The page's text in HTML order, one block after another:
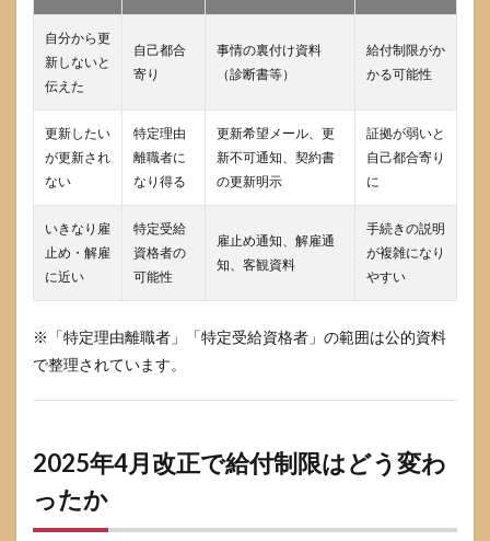
かっ
た
8.3
ケー
ス3 退
職手
当側
険適
用除
外）
の可
る
9
年度
の更
ない
自分から更
新しないと
伝えた
自己都合
寄り
事情の裏付け資料
（診断書等）
給付制限がか
かる可能性
更新したい
が更新され
ない
特定理由
離職者に
なり得る
更新希望メール、更
新不可通知、契約書
の更新明示
証拠が弱いと
自己都合寄り
に
いきなり雇
止め・解雇
に近い
特定受給
資格者の
可能性
雇止め通知、解雇通
知、客観資料
手続きの説明
が複雑になり
やすい
※「特定理由離職者」「特定受給資格者」の範囲は公的資料
で整理されています。
2025年4月改正で給付制限はどう変わ
ったか